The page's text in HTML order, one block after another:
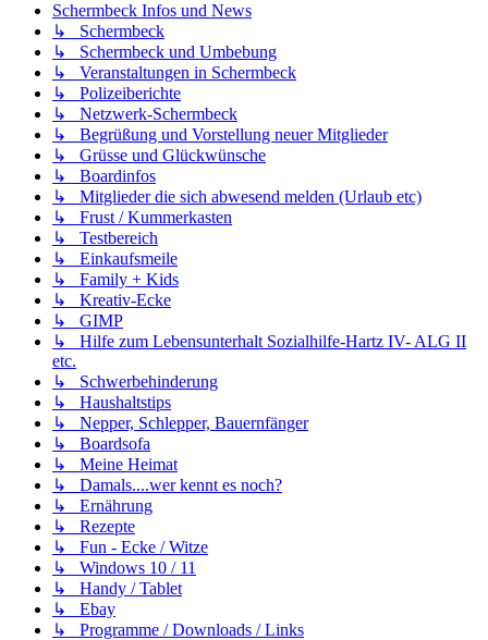
Schermbeck Infos und News
↳ Schermbeck
↳ Schermbeck und Umbebung
↳ Veranstaltungen in Schermbeck
↳ Polizeiberichte
↳ Netzwerk-Schermbeck
↳ Begrüßung und Vorstellung neuer Mitglieder
↳ Grüsse und Glückwünsche
↳ Boardinfos
↳ Mitglieder die sich abwesend melden (Urlaub etc)
↳ Frust / Kummerkasten
↳ Testbereich
↳ Einkaufsmeile
↳ Family + Kids
↳ Kreativ-Ecke
↳ GIMP
↳ Hilfe zum Lebensunterhalt Sozialhilfe-Hartz IV- ALG II
etc.
↳ Schwerbehinderung
↳ Haushaltstips
↳ Nepper, Schlepper, Bauernfänger
↳ Boardsofa
↳ Meine Heimat
↳ Damals....wer kennt es noch?
↳ Ernährung
↳ Rezepte
↳ Fun - Ecke / Witze
↳ Windows 10 / 11
↳ Handy / Tablet
↳ Ebay
↳ Programme / Downloads / Links